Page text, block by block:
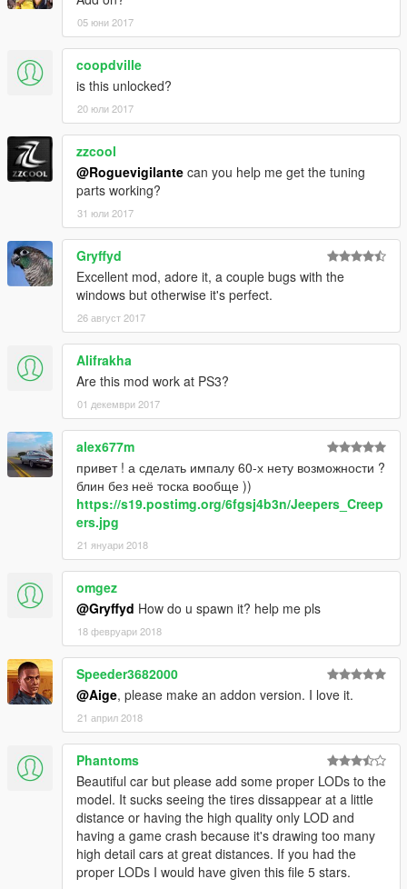
05 юни 2017
coopdville
is this unlocked?
20 юли 2017
zzcool
@Roguevigilante can you help me get the tuning
parts working?
31 юли 2017
Gryffyd
Excellent mod, adore it, a couple bugs with the
windows but otherwise it's perfect.
26 август 2017
Alifrakha
Are this mod work at PS3?
01 декември 2017
alex677m
привет ! а сделать импалу 60-х нету возможности ?
блин без неё тоска вообще ))
https://s19.postimg.org/6fgsj4b3n/Jeepers_Creep
ers.jpg
21 януари 2018
omgez
@Gryffyd How do u spawn it? help me pls
18 февруари 2018
Speeder3682000
@Aige, please make an addon version. I love it.
21 април 2018
Phantoms
Beautiful car but please add some proper LODs to the
model. It sucks seeing the tires dissappear at a little
distance or having the high quality only LOD and
having a game crash because it's drawing too many
high detail cars at great distances. If you had the
proper LODs I would have given this file 5 stars.